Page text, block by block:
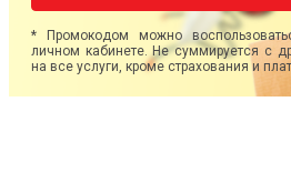
* Промокодом можно
личном кабинете. Не суммируется с
на все услуги, кроме страхования и